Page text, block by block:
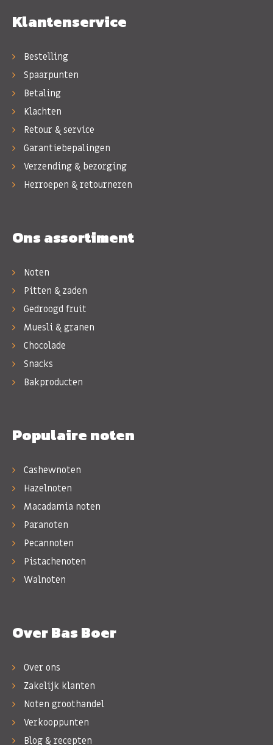
Klantenservice
Bestelling
Spaarpunten
Betaling
Klachten
Retour & service
Garantiebepalingen
Verzending & bezorging
Herroepen & retourneren
Ons assortiment
Noten
Pitten & zaden
Gedroogd fruit
Muesli & granen
Chocolade
Snacks
Bakproducten
Populaire noten
Cashewnoten
Hazelnoten
Macadamia noten
Paranoten
Pecannoten
Pistachenoten
Walnoten
Over Bas Boer
Over ons
Zakelijk klanten
Noten groothandel
Verkooppunten
Blog & recepten